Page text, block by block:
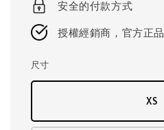
安全的付款方式
授權經銷商，官方正品
尺寸
XS